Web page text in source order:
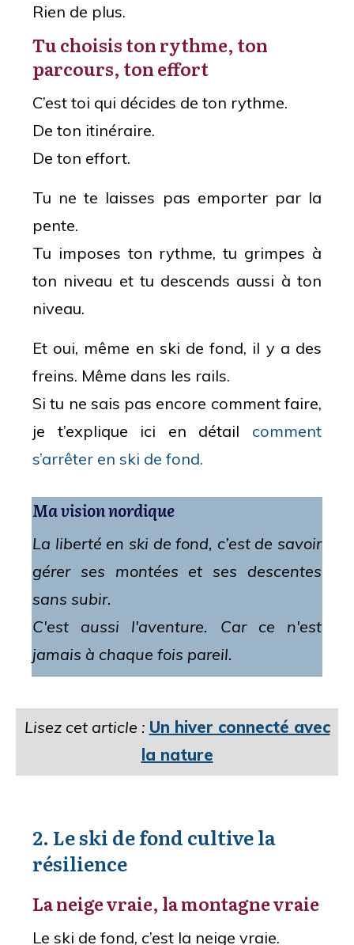
Rien de plus.
Tu choisis ton rythme, ton
parcours, ton effort
C’est toi qui décides de ton rythme.
De ton itinéraire.
De ton effort.
Tu ne te laisses pas emporter par la
pente.
Tu imposes ton rythme, tu grimpes à
ton niveau et tu descends aussi à ton
niveau.
Et oui, même en ski de fond, il y a des
freins. Même dans les rails.
Si tu ne sais pas encore comment faire,
je t’explique ici en détail comment
s’arrêter en ski de fond.
Ma vision nordique
La liberté en ski de fond, c’est de savoir
gérer ses montées et ses descentes
sans subir.
C'est aussi l'aventure. Car ce n'est
jamais à chaque fois pareil.
Lisez cet article : Un hiver connecté avec
la nature
2. Le ski de fond cultive la
résilience
La neige vraie, la montagne vraie
Le ski de fond, c’est la neige vraie.